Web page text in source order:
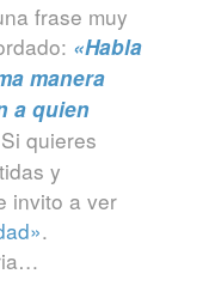
frase muy
«Habla
manera
a quien
Si quieres
y
invito a ver
.